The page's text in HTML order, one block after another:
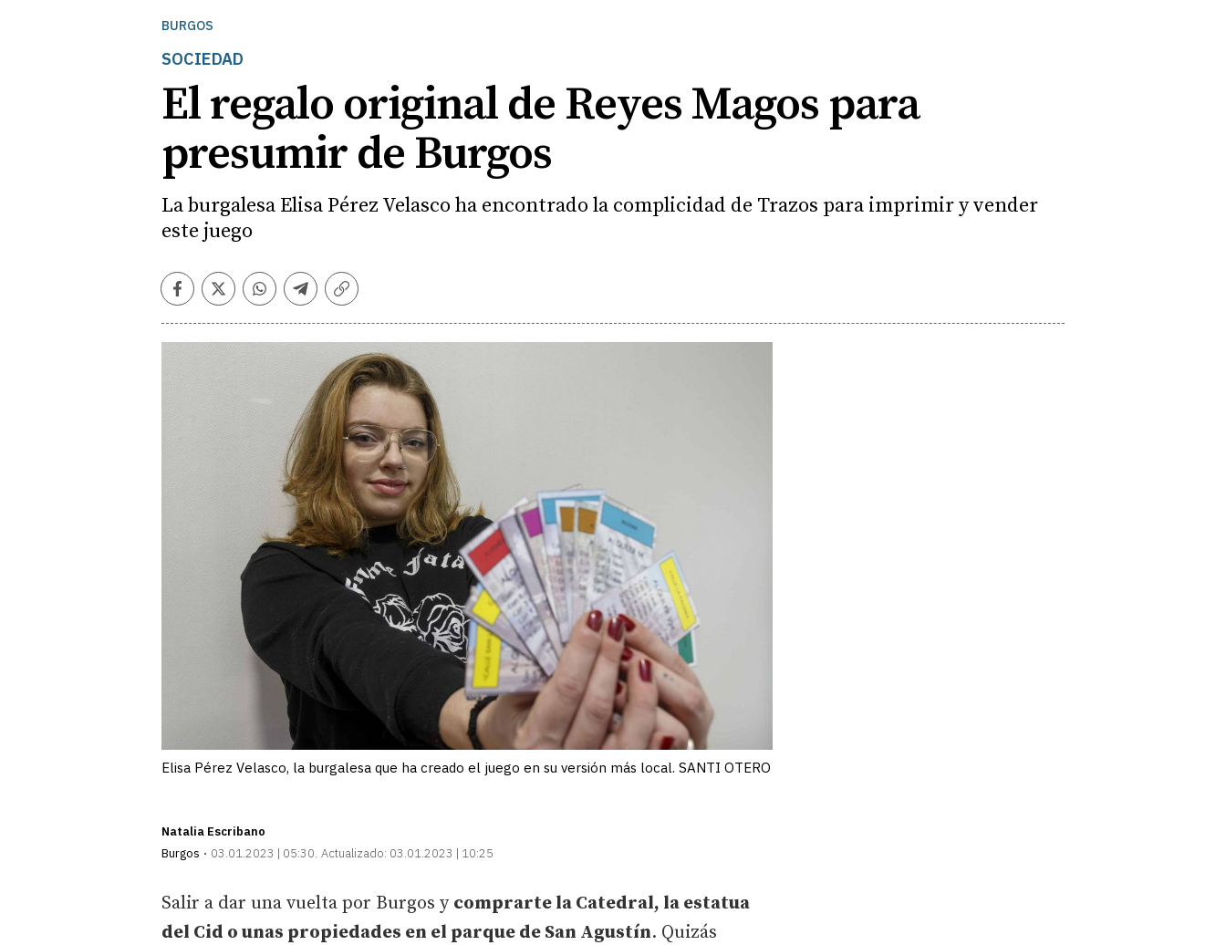
BURGOS
SOCIEDAD
El regalo original de Reyes Magos para
presumir de Burgos
La burgalesa Elisa Pérez Velasco ha encontrado la complicidad de Trazos para imprimir y vender
este juego
Facebook
TwitterWhatsapp
Telegram
Copiar
Elisa Pérez Velasco, la burgalesa que ha creado el juego en su versión más local. SANTI OTERO
Natalia Escribano
Burgos
03.01.2023 | 05:30 Actualizado: 03.01.2023 | 10:25
Salir a dar una vuelta por Burgos y comprarte la Catedral, la estatua
del Cid o unas propiedades en el parque de San Agustín. Quizás